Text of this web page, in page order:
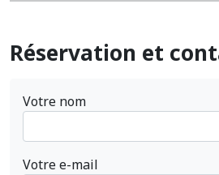
Réservation et
Votre nom
Votre e-mail